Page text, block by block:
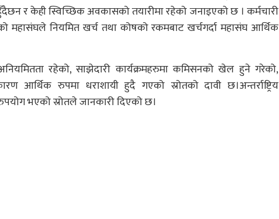
र केही स्विच्छिक अवकासको तयारीमा रहेको जनाइएको छ । कर्मचारी
महासंघले नियमित खर्च तथा कोषको रकमबाट खर्चगर्दा महासंघ आर्थिक
रहेको, साझेदारी कार्यक्रमहरुमा कमिसनको खेल हुने गरेको,
रुपमा धराशायी हुदै गएको स्रोतको दावी छ।अन्तर्राष्ट्रिय
भएको स्रोतले जानकारी दिएको छ।